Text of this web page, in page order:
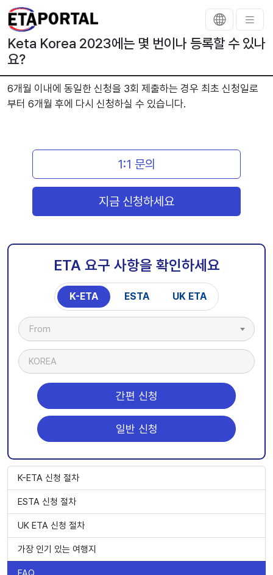
Keta Korea 2023에는 몇 번이나 등록할 수 있나
요?
6개월 이내에 동일한 신청을 3회 제출하는 경우 최초 신청일로
부터 6개월 후에 다시 신청하실 수 있습니다.
1:1 문의
지금 신청하세요
ETA 요구 사항을 확인하세요
K-ETA ESTA UK ETA
From
KOREA
간편 신청
일반 신청
K-ETA 신청 절차
ESTA 신청 절차
UK ETA 신청 절차
가장 인기 있는 여행지